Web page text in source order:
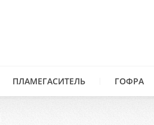
ПЛАМЕГАСИТЕЛЬ ГОФРА